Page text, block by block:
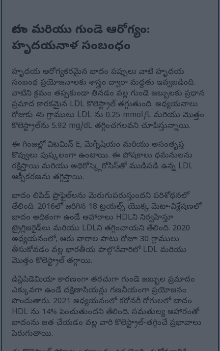
బాదం మరియు గుండె ఆరోగ్యం:
హృదయనాళ సంబంధం
హృదయ ఆరోగ్యకరమైన బాదం పప్పులు వాటి హృదయ
సంబంధ ప్రయోజనాలకు శాస్త్రం ద్వారా మద్దతు ఇవ్వబడింది.
వాటిని క్రమం తప్పకుండా తినడం వల్ల గుండె జబ్బులకు ప్రధాన
ప్రమాద కారకమైన LDL కొలెస్ట్రాల్ తగ్గుతుంది. అధ్యయనాలు
రోజుకు 45 గ్రాములు LDL ను 0.25 mmol/L మరియు మొత్తం
కొలెస్ట్రాల్‌ను 5.92 mg/dL తగ్గించగలవని చూపిస్తున్నాయి.
ఈ గింజల్లో విటమిన్ E, మెగ్నీషియం మరియు అసంతృప్త
కొవ్వులు పుష్కలంగా ఉంటాయి. ఈ పోషకాలు ధమనులను
రక్షిస్తాయి మరియు అథెరోస్క్లెరోసిస్‌తో ముడిపడి ఉన్న LDL
ఆక్సీకరణను తగ్గిస్తాయి.
బాదం లిపిడ్ ప్రొఫైల్‌లను మెరుగుపరుస్తుందని పరిశోధనలో
తేలింది. 2016లో జరిగిన 18 ట్రయల్స్ యొక్క మెటా-విశ్లేషణలో
బాదం అధికంగా ఉండే ఆహారాలు HDLని నిర్వహిస్తూ
ట్రైగ్లిజరైడ్‌లు మరియు LDLని తగ్గించాయని తేలింది. 2020
అధ్యయనంలో, ఆరు వారాల పాటు రోజూ 30 గ్రాములు
తీసుకోవడం వల్ల భారతీయ పాల్గొనేవారిలో LDL మరియు
మొత్తం కొలెస్ట్రాల్ తగ్గాయి.
డిస్లిపిడెమియా కారణంగా తరచుగా గుండె జబ్బుల ప్రమాదం
ఎక్కువగా ఉండే దక్షిణాసియన్లు గణనీయంగా ప్రయోజనం
పొందుతారు. 2021 అధ్యయనంలో కరోనరీ రోగులలో బాదం
HDL ను 14% పెంచుతుందని తేలింది. సమతుల్య ఆహారంతో
బాదంను జత చేయడం వల్ల వారి కొలెస్ట్రాల్-తగ్గించే ప్రభావాలు
పెరుగుతాయి.